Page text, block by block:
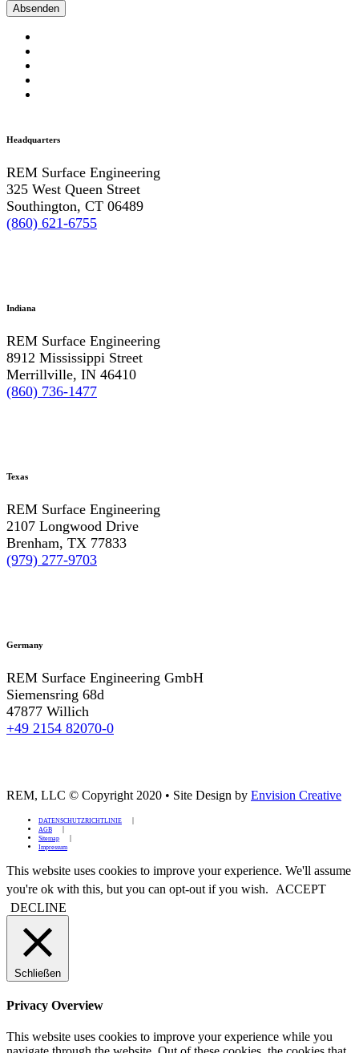
Headquarters
REM Surface Engineering
325 West Queen Street
Southington, CT 06489
(860) 621-6755
Indiana
REM Surface Engineering
8912 Mississippi Street
Merrillville, IN 46410
(860) 736-1477
Texas
REM Surface Engineering
2107 Longwood Drive
Brenham, TX 77833
(979) 277-9703
Germany
REM Surface Engineering GmbH
Siemensring 68d
47877 Willich
+49 2154 82070-0
REM, LLC © Copyright 2020 • Site Design by Envision Creative
DATENSCHUTZRICHTLINIE
AGB
Sitemap
Impressum
This website uses cookies to improve your experience. We'll assume
you're ok with this, but you can opt-out if you wish.
ACCEPT
DECLINE
Schließen
Privacy Overview
This website uses cookies to improve your experience while you